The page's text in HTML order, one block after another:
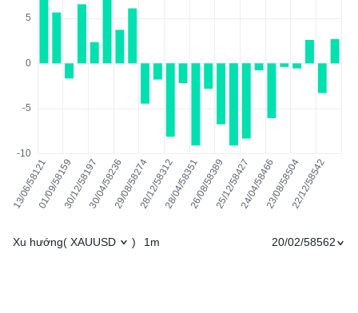
Xu hướng( XAUUSD ) 1m 20/02/58562